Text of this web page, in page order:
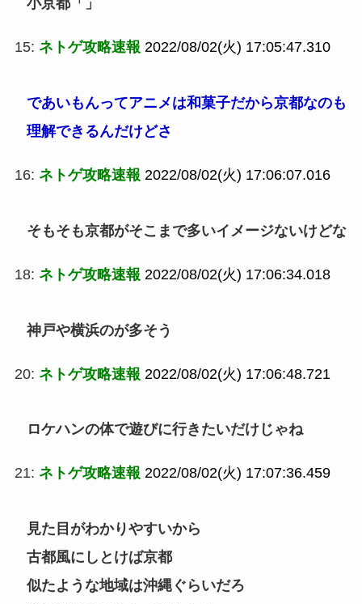
小京都「」
15: ネトゲ攻略速報 2022/08/02(火) 17:05:47.310
であいもんってアニメは和菓子だから京都なのも
理解できるんだけどさ
16: ネトゲ攻略速報 2022/08/02(火) 17:06:07.016
そもそも京都がそこまで多いイメージないけどな
18: ネトゲ攻略速報 2022/08/02(火) 17:06:34.018
神戸や横浜のが多そう
20: ネトゲ攻略速報 2022/08/02(火) 17:06:48.721
ロケハンの体で遊びに行きたいだけじゃね
21: ネトゲ攻略速報 2022/08/02(火) 17:07:36.459
見た目がわかりやすいから
古都風にしとけば京都
似たような地域は沖縄ぐらいだろ